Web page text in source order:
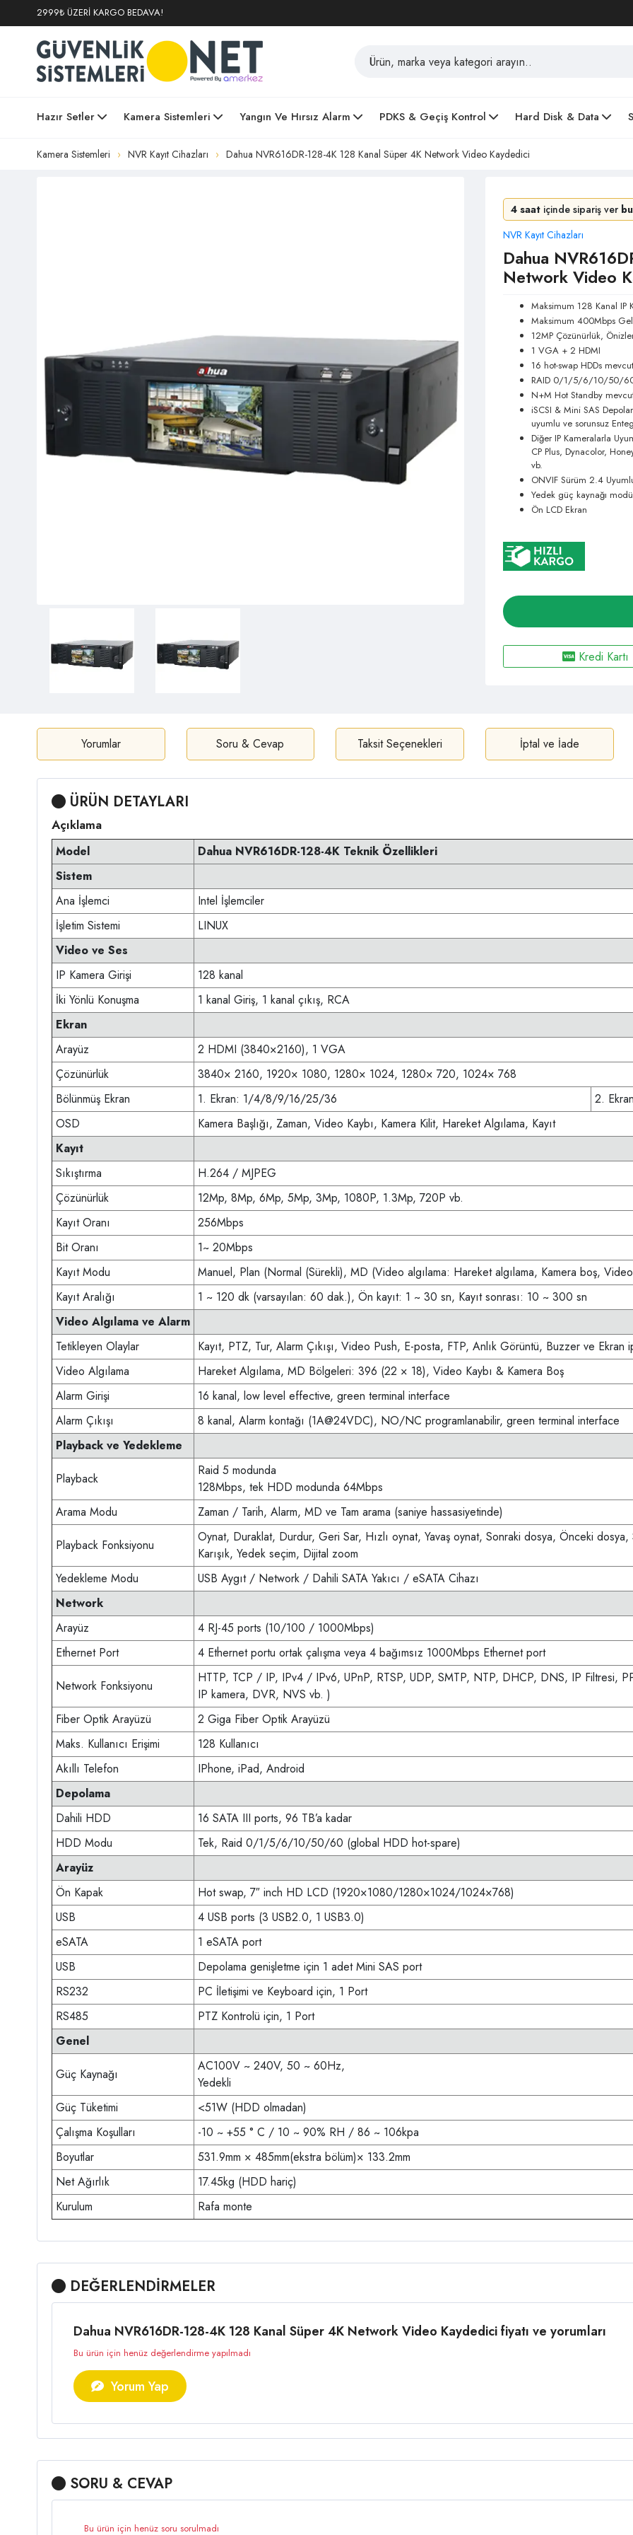
2999₺ ÜZERİ KARGO BEDAVA!
Hazır Setler Kamera Sistemleri Yangın Ve Hırsız Alarm PDKS & Geçiş Kontrol Hard Disk & Data
Kamera Sistemleri NVR Kayıt Cihazları Dahua NVR616DR-128-4K 128 Kanal Süper 4K Network Video Kaydedici
4 saat içinde sipariş ver
NVR Kayıt Cihazları
Dahua
Network Video
Maksimum 128 Kanal IP
Maksimum 400Mbps
12MP Çözünürlük,
1 VGA + 2 HDMI
16 hot-swap HDDs mevcut
RAID 0/1/5/6/10/50/
N+M Hot Standby
iSCSI & Mini SAS
uyumlu ve sorunsuz
Diğer IP Kameralarla
CP Plus, Dynacolor,
vb.
ONVIF Sürüm 2.4
Yedek güç kaynağı
Ön LCD Ekran
Kredi Kartı
Yorumlar Soru & Cevap Taksit Seçenekleri İptal ve İade
ÜRÜN DETAYLARI
Açıklama
Model
Dahua NVR616DR-128-4K Teknik Özellikleri
Sistem
Ana İşlemci
Intel İşlemciler
İşletim Sistemi
LINUX
Video ve Ses
IP Kamera Girişi
128 kanal
İki Yönlü Konuşma
1 kanal Giriş, 1 kanal çıkış, RCA
Ekran
Arayüz
2 HDMI (3840×2160), 1 VGA
Çözünürlük
3840× 2160, 1920× 1080, 1280× 1024, 1280× 720, 1024× 768
Bölünmüş Ekran
1. Ekran: 1/4/8/9/16/25/36
2.
OSD
Kamera Başlığı, Zaman, Video Kaybı, Kamera Kilit, Hareket Algılama, Kayıt
Kayıt
Sıkıştırma
H.264 / MJPEG
Çözünürlük
12Mp, 8Mp, 6Mp, 5Mp, 3Mp, 1080P, 1.3Mp, 720P vb.
Kayıt Oranı
256Mbps
Bit Oranı
1~ 20Mbps
Kayıt Modu
Manuel, Plan (Normal (Sürekli), MD (Video algılama: Hareket algılama, Kamera boş,
Kayıt Aralığı
1 ~ 120 dk (varsayılan: 60 dak.), Ön kayıt: 1 ~ 30 sn, Kayıt sonrası: 10 ~ 300 sn
Video Algılama ve Alarm
Tetikleyen Olaylar
Kayıt, PTZ, Tur, Alarm Çıkışı, Video Push, E-posta, FTP, Anlık Görüntü, Buzzer ve Ekran
Video Algılama
Hareket Algılama, MD Bölgeleri: 396 (22 × 18), Video Kaybı & Kamera Boş
Alarm Girişi
16 kanal, low level effective, green terminal interface
Alarm Çıkışı
8 kanal, Alarm kontağı (1A@24VDC), NO/NC programlanabilir, green terminal interface
Playback ve Yedekleme
Playback
Raid 5 modunda
128Mbps, tek HDD modunda 64Mbps
Arama Modu
Zaman / Tarih, Alarm, MD ve Tam arama (saniye hassasiyetinde)
Playback Fonksiyonu
Oynat, Duraklat, Durdur, Geri Sar, Hızlı oynat, Yavaş oynat, Sonraki dosya, Önceki
Karışık, Yedek seçim, Dijital zoom
Yedekleme Modu
USB Aygıt / Network / Dahili SATA Yakıcı / eSATA Cihazı
Network
Arayüz
4 RJ-45 ports (10/100 / 1000Mbps)
Ethernet Port
4 Ethernet portu ortak çalışma veya 4 bağımsız 1000Mbps Ethernet port
Network Fonksiyonu
HTTP, TCP / IP, IPv4 / IPv6, UPnP, RTSP, UDP, SMTP, NTP, DHCP, DNS, IP Filtresi,
IP kamera, DVR, NVS vb. )
Fiber Optik Arayüzü
2 Giga Fiber Optik Arayüzü
Maks. Kullanıcı Erişimi
128 Kullanıcı
Akıllı Telefon
IPhone, iPad, Android
Depolama
Dahili HDD
16 SATA III ports, 96 TB’a kadar
HDD Modu
Tek, Raid 0/1/5/6/10/50/60 (global HDD hot-spare)
Arayüz
Ön Kapak
Hot swap, 7″ inch HD LCD (1920×1080/1280×1024/1024×768)
USB
4 USB ports (3 USB2.0, 1 USB3.0)
eSATA
1 eSATA port
USB
Depolama genişletme için 1 adet Mini SAS port
RS232
PC İletişimi ve Keyboard için, 1 Port
RS485
PTZ Kontrolü için, 1 Port
Genel
Güç Kaynağı
AC100V ~ 240V, 50 ~ 60Hz,
Yedekli
Güç Tüketimi
<51W (HDD olmadan)
Çalışma Koşulları
-10 ~ +55 ° C / 10 ~ 90% RH / 86 ~ 106kpa
Boyutlar
531.9mm × 485mm(ekstra bölüm)× 133.2mm
Net Ağırlık
17.45kg (HDD hariç)
Kurulum
Rafa monte
DEĞERLENDİRMELER
Dahua NVR616DR-128-4K 128 Kanal Süper 4K Network Video Kaydedici fiyatı ve yorumları
Bu ürün için henüz değerlendirme yapılmadı
Yorum Yap
SORU & CEVAP
Bu ürün için henüz soru sorulmadı